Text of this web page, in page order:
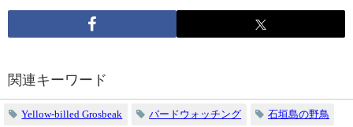
関連キーワード
Yellow-billed Grosbeak バードウォッチング 石垣島の野鳥